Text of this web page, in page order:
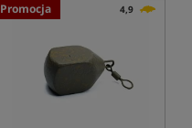
Promocja 4,9